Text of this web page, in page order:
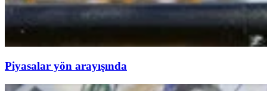
Piyasalar yön arayışında